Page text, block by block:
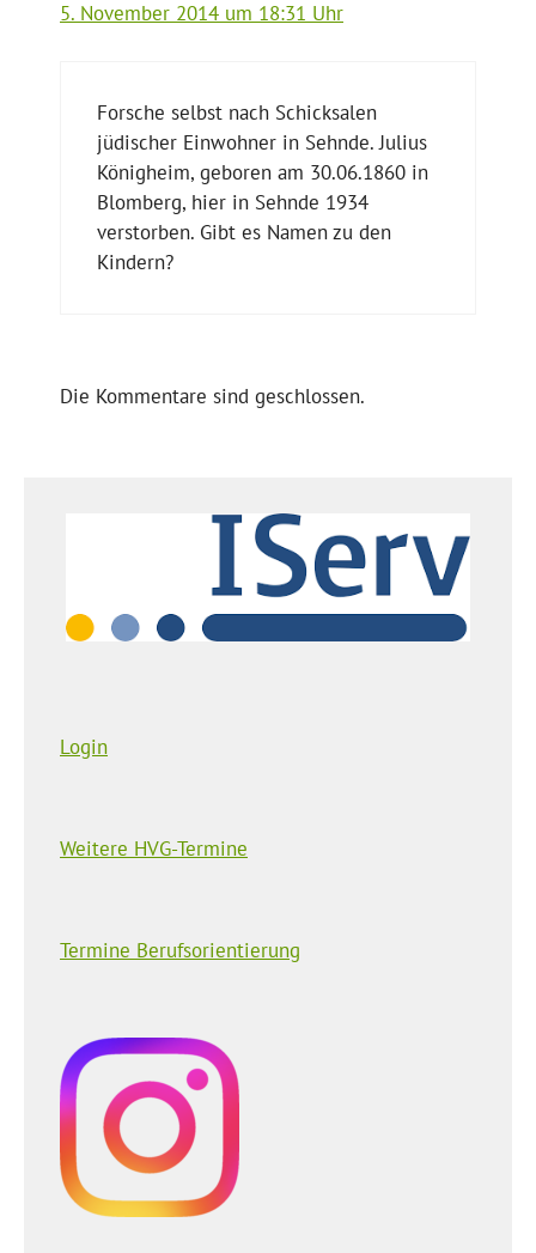
5. November 2014 um 18:31 Uhr
Forsche selbst nach Schicksalen
jüdischer Einwohner in Sehnde. Julius
Königheim, geboren am 30.06.1860 in
Blomberg, hier in Sehnde 1934
verstorben. Gibt es Namen zu den
Kindern?
Die Kommentare sind geschlossen.
Login
Weitere HVG-Termine
Termine Berufsorientierung